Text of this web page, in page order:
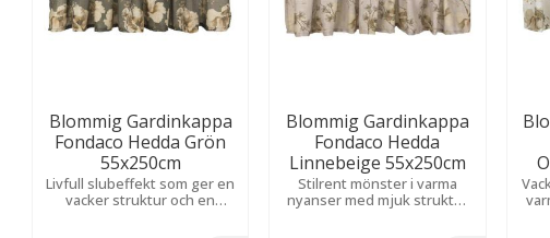
Blommig Gardinkappa
Fondaco Hedda Grön
55x250cm
Livfull slubeffekt som ger en
vacker struktur och en
Blommig Gardinkappa
Fondaco Hedda
Linnebeige 55x250cm
Stilrent mönster i varma
nyanser med mjuk struktur